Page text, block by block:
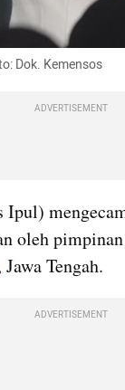
Dok. Kemensos
ADVERTISEMENT
oleh
Jawa Tengah.
ADVERTISEMENT